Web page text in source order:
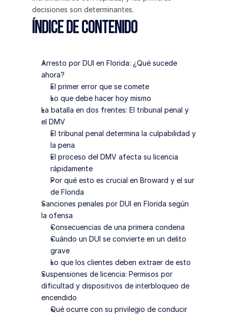
decisiones son determinantes.
Índice de contenido
Arresto por DUI en Florida: ¿Qué sucede
ahora?
El primer error que se comete
Lo que debe hacer hoy mismo
La batalla en dos frentes: El tribunal penal y
el DMV
El tribunal penal determina la culpabilidad y
la pena
El proceso del DMV afecta su licencia
rápidamente
Por qué esto es crucial en Broward y el sur
de Florida
Sanciones penales por DUI en Florida según
la ofensa
Consecuencias de una primera condena
Cuándo un DUI se convierte en un delito
grave
Lo que los clientes deben extraer de esto
Suspensiones de licencia: Permisos por
dificultad y dispositivos de interbloqueo de
encendido
Qué ocurre con su privilegio de conducir